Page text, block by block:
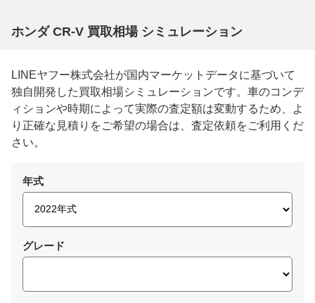
ホンダ CR-V 買取相場 シミュレーション
LINEヤフー株式会社が国内マーケットデータに基づいて
独自開発した買取相場シミュレーションです。車のコンデ
ィションや時期によって実際の査定額は変動するため、よ
り正確な見積りをご希望の場合は、査定依頼をご利用くだ
さい。
年式
グレード